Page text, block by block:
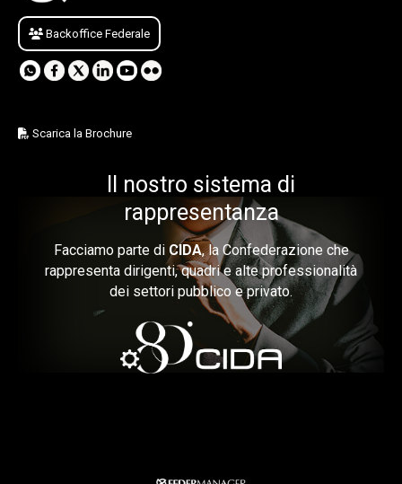
Backoffice Federale
Scarica la Brochure
Il nostro sistema di
rappresentanza
Facciamo parte di CIDA, la Confederazione che
rappresenta dirigenti, quadri e alte professionalità
dei settori pubblico e privato.